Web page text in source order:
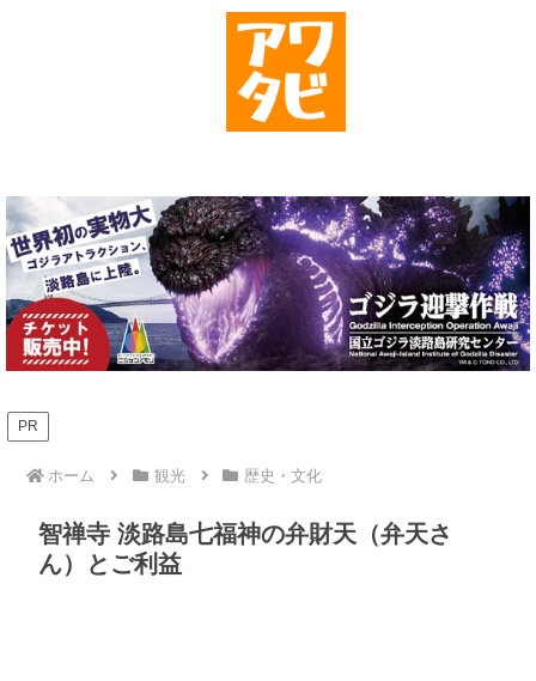
PR
ホーム 観光 歴史・文化
智禅寺 淡路島七福神の弁財天（弁天さ
ん）とご利益